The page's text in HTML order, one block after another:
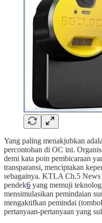
Yang paling menakjubkan
percontohan di OC ini.
demi kata poin pembicaraan
transparansi, menciptakan
sebagainya. KTLA Ch.5
pendek6 yang memuji
mensimulasikan pemindaian
mengaktifkan pemindai
pertanyaan-pertanyaan yang